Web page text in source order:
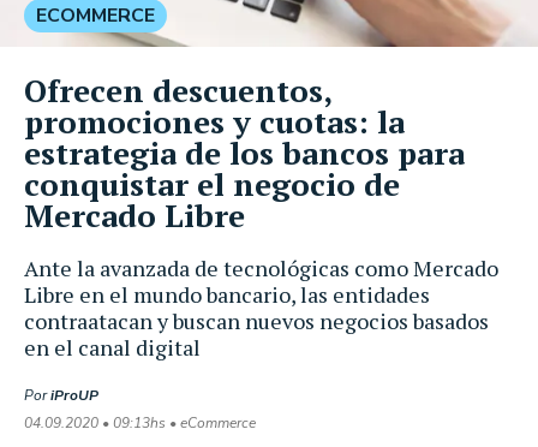
Ante la avanzada de tecnológicas como Mercado
Libre en el mundo bancario, las entidades
contraatacan y buscan nuevos negocios basados
en el canal digital
PoriProUP
04.09.2020 • 09:13hs • eCommerce
ECOMMERCE
Ofrecen descuentos,
promociones y cuotas: la
estrategia de los bancos para
conquistar el negocio de
Mercado Libre